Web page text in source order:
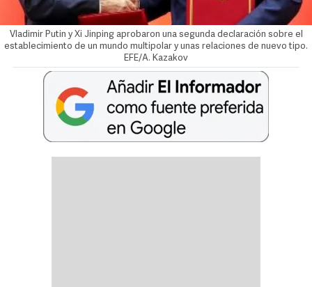
Vladimir Putin y Xi Jinping aprobaron una segunda declaración sobre el
establecimiento de un mundo multipolar y unas relaciones de nuevo tipo.
EFE/A. Kazakov